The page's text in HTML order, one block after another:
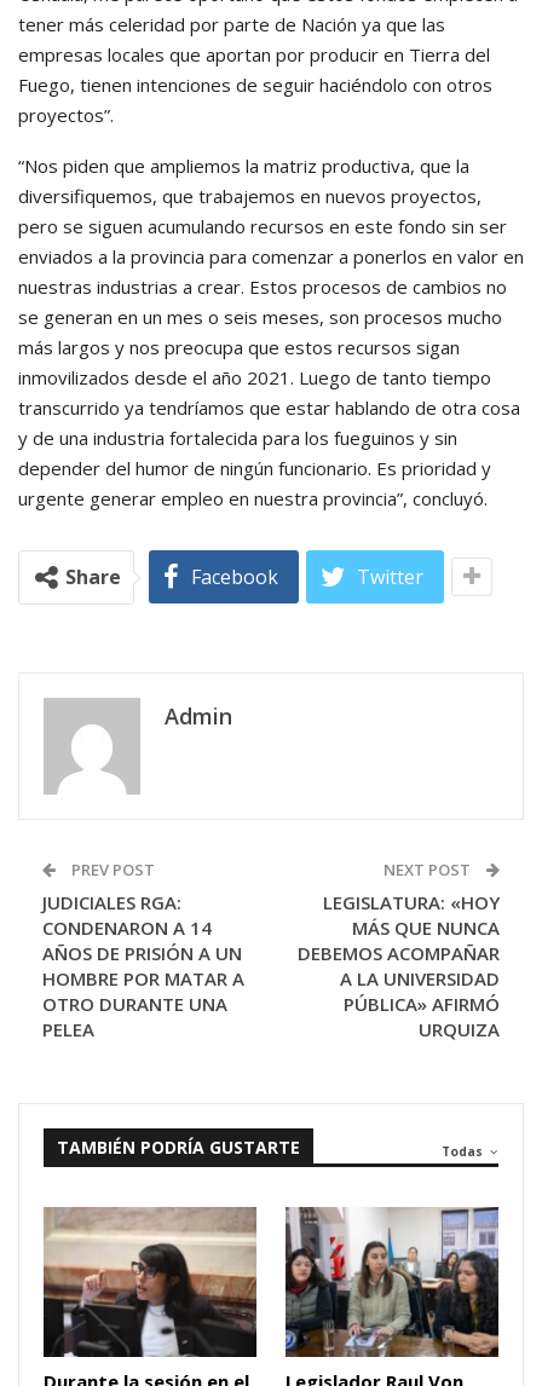
tener más celeridad por parte de Nación ya que las
empresas locales que aportan por producir en Tierra del
Fuego, tienen intenciones de seguir haciéndolo con otros
proyectos”.
“Nos piden que ampliemos la matriz productiva, que la
diversifiquemos, que trabajemos en nuevos proyectos,
pero se siguen acumulando recursos en este fondo sin ser
enviados a la provincia para comenzar a ponerlos en valor en
nuestras industrias a crear. Estos procesos de cambios no
se generan en un mes o seis meses, son procesos mucho
más largos y nos preocupa que estos recursos sigan
inmovilizados desde el año 2021. Luego de tanto tiempo
transcurrido ya tendríamos que estar hablando de otra cosa
y de una industria fortalecida para los fueguinos y sin
depender del humor de ningún funcionario. Es prioridad y
urgente generar empleo en nuestra provincia”, concluyó.
Share Facebook Twitter
Admin
PREV POST
JUDICIALES RGA:
CONDENARON A 14
AÑOS DE PRISIÓN A UN
HOMBRE POR MATAR A
OTRO DURANTE UNA
PELEA
NEXT POST
LEGISLATURA: «HOY
MÁS QUE NUNCA
DEBEMOS ACOMPAÑAR
A LA UNIVERSIDAD
PÚBLICA» AFIRMÓ
URQUIZA
Todas
TAMBIÉN PODRÍA GUSTARTE
Durante la sesión en el
Legislador Raul Von